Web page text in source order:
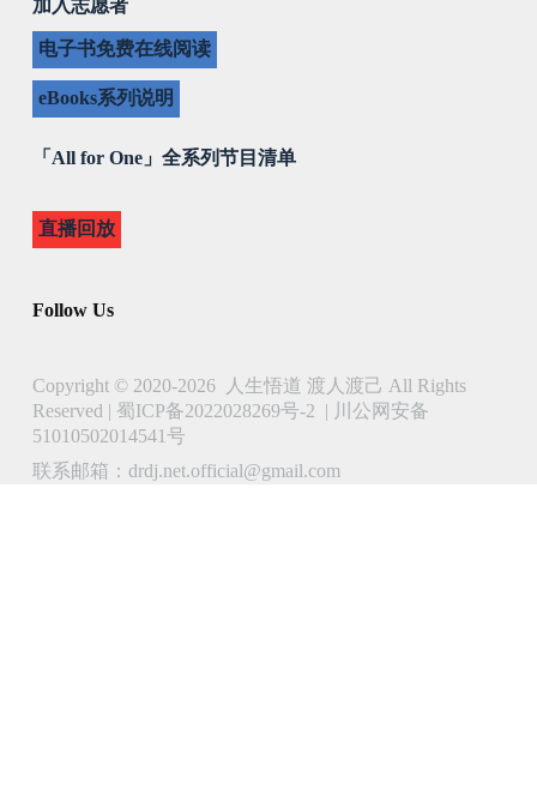
加入志愿者
电子书免费在线阅读
eBooks系列说明
「All for One」全系列节目清单
直播回放
Follow Us
Copyright © 2020-2026 人生悟道 渡人渡己 All Rights
Reserved | 蜀ICP备2022028269号-2 |
川公网安备
51010502014541号
联系邮箱：drdj.net.official@gmail.com